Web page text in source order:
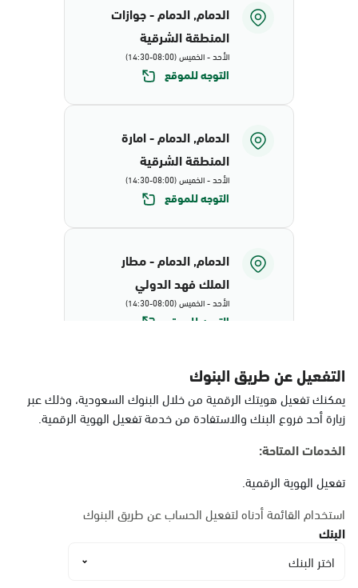
الدمام, الدمام - جوازات
المنطقة الشرقية
الأحد - الخميس (08:00-14:30)
التوجه للموقع
الدمام, الدمام - امارة
المنطقة الشرقية
الأحد - الخميس (08:00-14:30)
التوجه للموقع
الدمام, الدمام - مطار
الملك فهد الدولي
الأحد - الخميس (08:00-14:30)
التوجه للموقع
الدمام, البيضاء - محافظة
البيضاء
الأحد - الخميس (08:00-14:30)
الدمام, الدمام أحوال
الشاطئ مول
التفعيل عن طريق البنوك
يمكنك تفعيل هويتك الرقمية من خلال البنوك السعودية، وذلك عبر
زيارة أحد فروع البنك والاستفادة من خدمة تفعيل الهوية الرقمية.
الخدمات المتاحة:
تفعيل الهوية الرقمية.
استخدام القائمة أدناه لتفعيل الحساب عن طريق البنوك
البنك
اختر البنك